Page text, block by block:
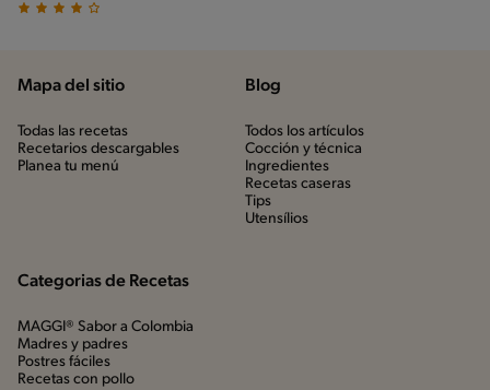
Mapa del sitio
Todas las recetas
Recetarios descargables
Planea tu menú
Blog
Todos los artículos
Cocción y técnica
Ingredientes
Recetas caseras
Tips
Utensílios
Categorias de Recetas
MAGGI® Sabor a Colombia
Madres y padres
Postres fáciles
Recetas con pollo